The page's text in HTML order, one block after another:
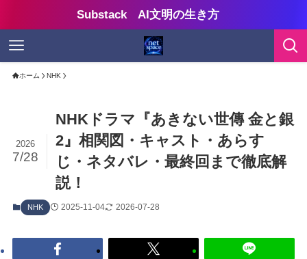
Substack AI文明の生き方
ホーム NHK
NHKドラマ『あきない世傳 金と銀
2』相関図・キャスト・あらす
じ・ネタバレ・最終回まで徹底解
説！
2026
7/28
NHK 2025-11-04 2026-07-28